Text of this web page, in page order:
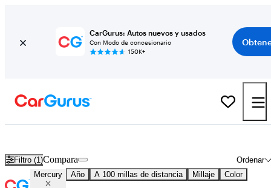
CarGurus: Autos nuevos y usados
Con Modo de concesionario
150K+
Filtro (1) Ordenar
Compara
Mercury Año A 100 millas de distancia Millaje Color